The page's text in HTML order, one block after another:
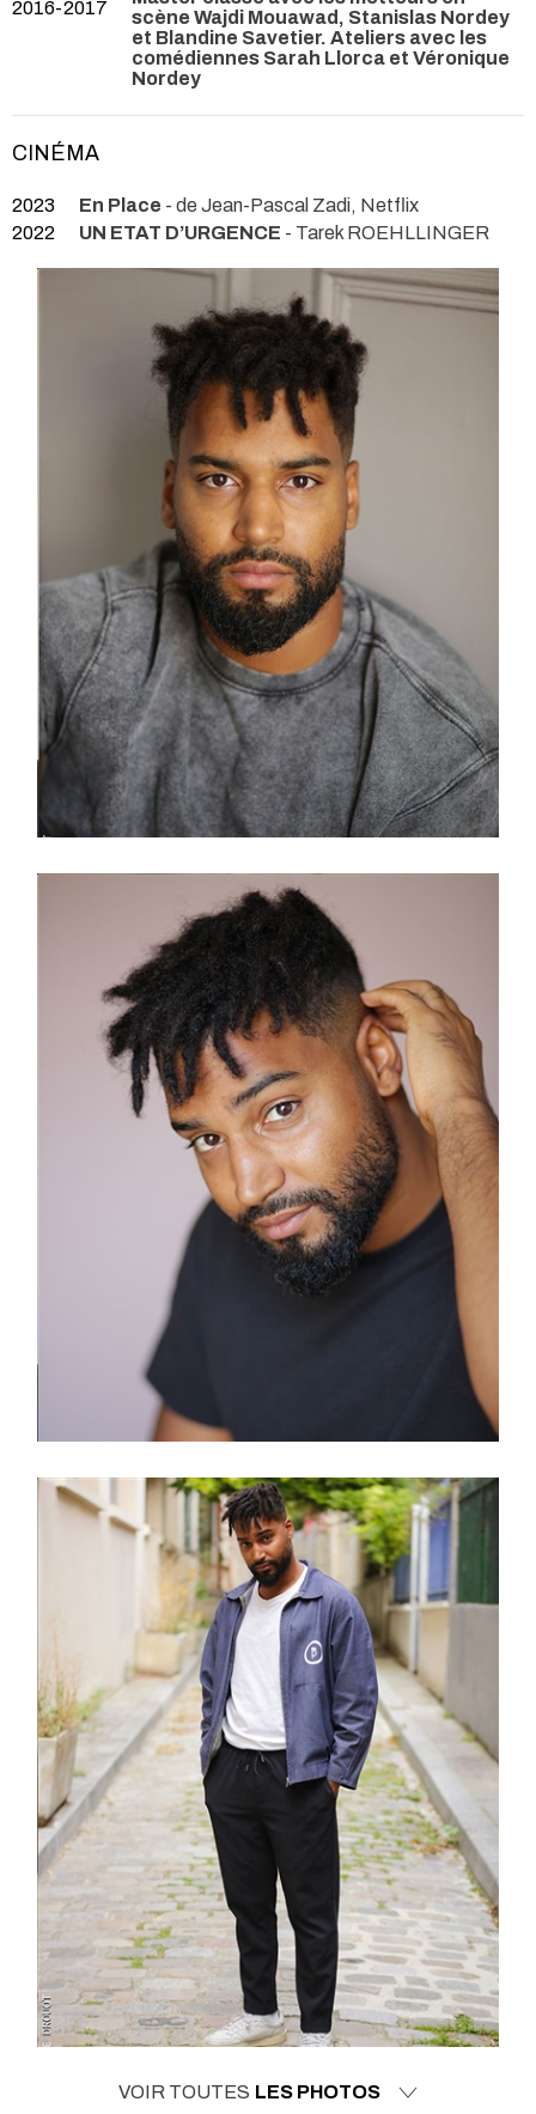
VOIR TOUTES LES PHOTOS
2016-2017
scène Wajdi Mouawad, Stanislas Nordey
et Blandine Savetier. Ateliers avec les
comédiennes Sarah Llorca et Véronique
Nordey
CINÉMA
2023 En Place - de Jean-Pascal Zadi, Netflix
2022
UN ETAT D’URGENCE - Tarek ROEHLLINGER